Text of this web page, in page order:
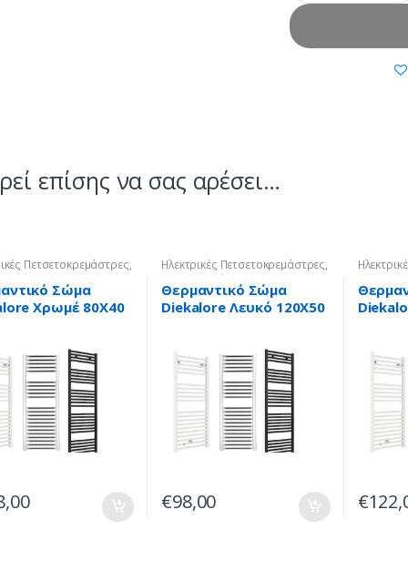
επίσης να σας αρέσει…
Πετσετοκρεμάστρες,
,
Σώματα-Σώμα
Χρωμέ 80X40
Ηλεκτρικές Πετσετοκρεμάστρες,
Υδραυλικές
Πετσετοκρεμάστρες,
Θερμαντικά Σώματα-
Πετσετοκρεμάστρες
Θερμαντικό Σώμα
Diekalore Λευκό 120X50
€98,00 €